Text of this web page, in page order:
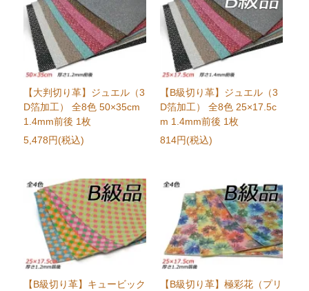
【大判切り革】ジュエル（3
D箔加工） 全8色 50×35cm
1.4mm前後 1枚
5,478円(税込)
【B級切り革】ジュエル（3
D箔加工） 全8色 25×17.5c
m 1.4mm前後 1枚
814円(税込)
【B級切り革】キュービック
【B級切り革】極彩花（プリ